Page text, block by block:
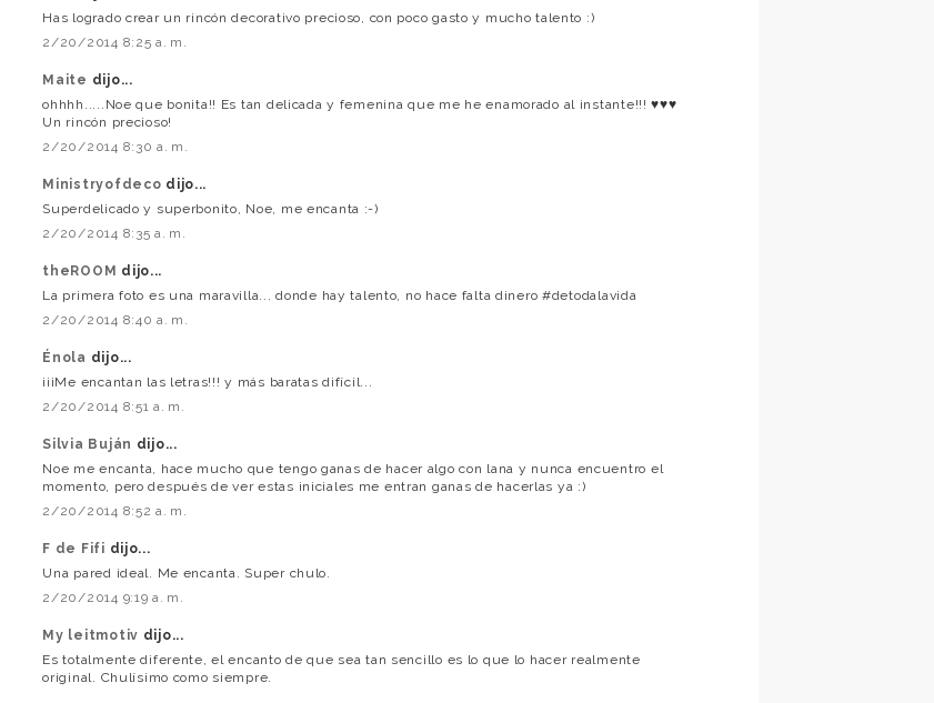
Has logrado crear un rincón decorativo precioso, con poco gasto y mucho talento :)
2/20/2014 8:25 a. m.
Maite dijo...
ohhhh.....Noe que bonita!! Es tan delicada y femenina que me he enamorado al instante!!! ♥♥♥
Un rincón precioso!
2/20/2014 8:30 a. m.
Ministryofdeco dijo...
Superdelicado y superbonito, Noe, me encanta :-)
2/20/2014 8:35 a. m.
theROOM dijo...
La primera foto es una maravilla... donde hay talento, no hace falta dinero #detodalavida
2/20/2014 8:40 a. m.
Énola dijo...
¡¡¡Me encantan las letras!!! y más baratas difícil...
2/20/2014 8:51 a. m.
Silvia Buján dijo...
Noe me encanta, hace mucho que tengo ganas de hacer algo con lana y nunca encuentro el
momento, pero después de ver estas iniciales me entran ganas de hacerlas ya :)
2/20/2014 8:52 a. m.
F de Fifi dijo...
Una pared ideal. Me encanta. Super chulo.
2/20/2014 9:19 a. m.
My leitmotiv dijo...
Es totalmente diferente, el encanto de que sea tan sencillo es lo que lo hacer realmente
original. Chulísimo como siempre.